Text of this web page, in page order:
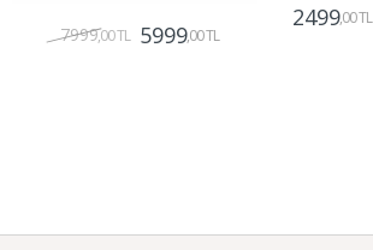
7999,00 TL 5999,00 TL
2499,00 TL